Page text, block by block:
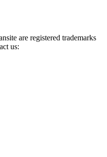
are registered trademarks
us: